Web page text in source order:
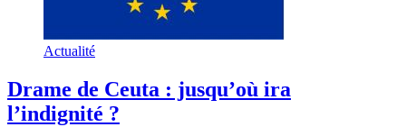
Actualité
Drame de Ceuta : jusqu’où ira
l’indignité ?